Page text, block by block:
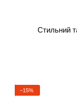
Стильний
−15%